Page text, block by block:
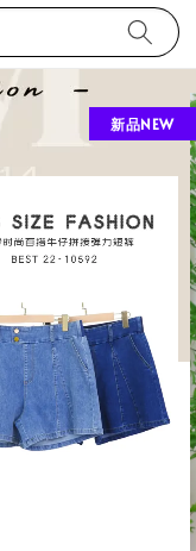
新品NEW